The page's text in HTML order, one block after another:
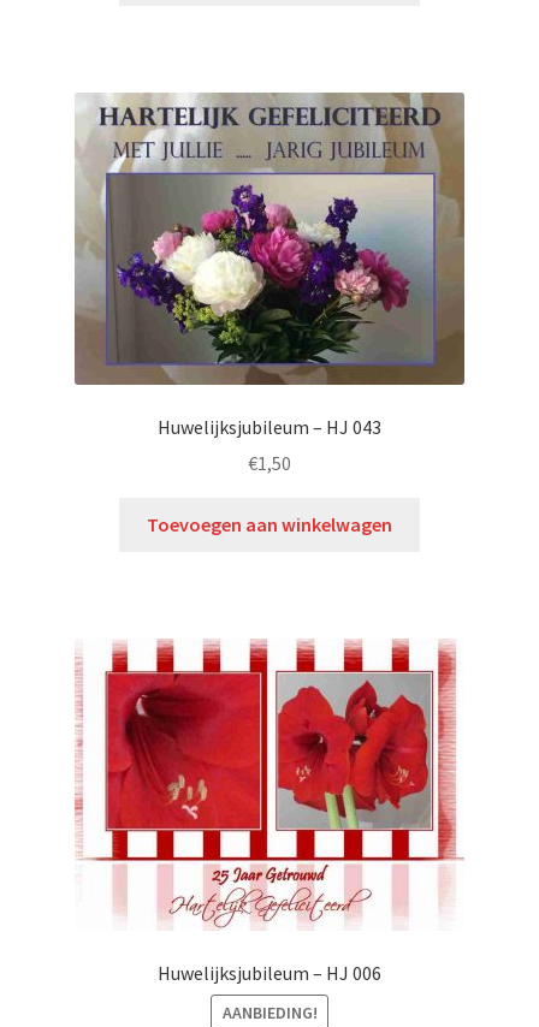
Huwelijksjubileum – HJ 043
€1,50
Toevoegen aan winkelwagen
Huwelijksjubileum – HJ 006
AANBIEDING!